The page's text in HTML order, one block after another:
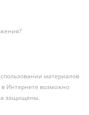
материалов
в Интернете возможно
защищены.